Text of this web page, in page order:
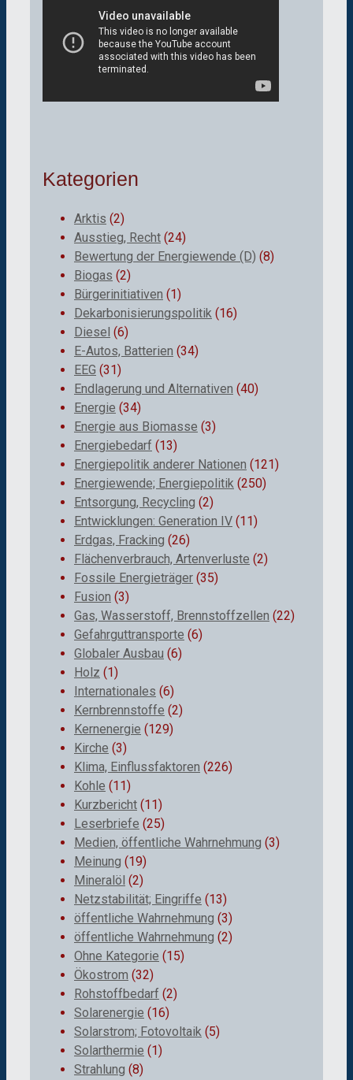
Kategorien
Arktis (2)
Ausstieg, Recht (24)
Bewertung der Energiewende (D) (8)
Biogas (2)
Bürgerinitiativen (1)
Dekarbonisierungspolitik (16)
Diesel (6)
E-Autos, Batterien (34)
EEG (31)
Endlagerung und Alternativen (40)
Energie (34)
Energie aus Biomasse (3)
Energiebedarf (13)
Energiepolitik anderer Nationen (121)
Energiewende; Energiepolitik (250)
Entsorgung, Recycling (2)
Entwicklungen: Generation IV (11)
Erdgas, Fracking (26)
Flächenverbrauch, Artenverluste (2)
Fossile Energieträger (35)
Fusion (3)
Gas, Wasserstoff, Brennstoffzellen (22)
Gefahrguttransporte (6)
Globaler Ausbau (6)
Holz (1)
Internationales (6)
Kernbrennstoffe (2)
Kernenergie (129)
Kirche (3)
Klima, Einflussfaktoren (226)
Kohle (11)
Kurzbericht (11)
Leserbriefe (25)
Medien, öffentliche Wahrnehmung (3)
Meinung (19)
Mineralöl (2)
Netzstabilität; Eingriffe (13)
öffentliche Wahrnehmung (3)
öffentliche Wahrnehmung (2)
Ohne Kategorie (15)
Ökostrom (32)
Rohstoffbedarf (2)
Solarenergie (16)
Solarstrom; Fotovoltaik (5)
Solarthermie (1)
Strahlung (8)